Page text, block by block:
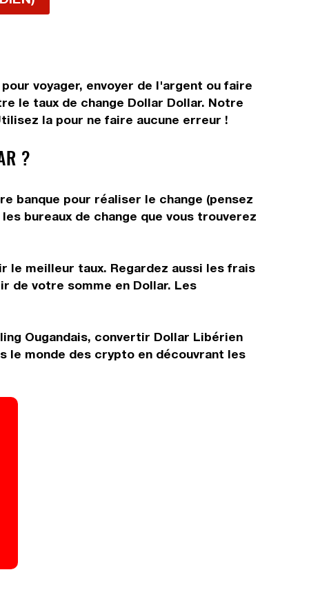
voyager, envoyer de l'argent ou faire
le taux de change Dollar Dollar. Notre
la pour ne faire aucune erreur !
?
banque pour réaliser le change (pensez
bureaux de change que vous trouverez
le meilleur taux. Regardez aussi les frais
de votre somme en Dollar. Les
Ougandais, convertir Dollar Libérien
le monde des crypto en découvrant les